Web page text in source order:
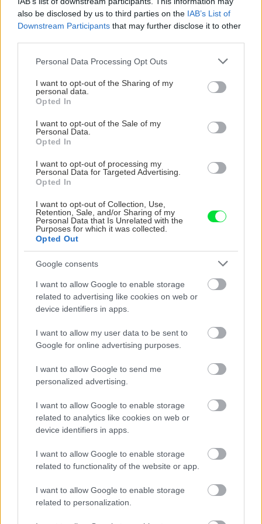
also be disclosed by us to third parties on the IAB’s List of
Downstream Participants that may further disclose it to other
Please note that this website/app uses one or more Google
not limited to your visit or usage behaviour. You may click to
grant or deny consent to Google and its third-party tags to
use your data for below specified purposes in below Google
consent section.
Personal Data Processing Opt Outs
I want to opt-out of the Sharing of my
personal data.
Opted In
I want to opt-out of the Sale of my
Personal Data.
Opted In
I want to opt-out of processing my
Personal Data for Targeted Advertising.
Opted In
I want to opt-out of Collection, Use,
Retention, Sale, and/or Sharing of my
Personal Data that Is Unrelated with the
Purposes for which it was collected.
Opted Out
Google consents
I want to allow Google to enable storage
related to advertising like cookies on web or
device identifiers in apps.
I want to allow my user data to be sent to
Google for online advertising purposes.
I want to allow Google to send me
personalized advertising.
I want to allow Google to enable storage
related to analytics like cookies on web or
device identifiers in apps.
I want to allow Google to enable storage
related to functionality of the website or app.
I want to allow Google to enable storage
related to personalization.
orechové svietidlo
ZÁHRADA
Trvalky, ktoré znesú
sucho a teplo? Tieto
vysaďte na miesta, na
ktoré slnko svieti celý
levanduľa! 7 fialových
krások, ktoré rozžiaria
vašu záhradu
Môže aspirín zachrániť
ochabnuté izbové
rastliny? Pravda vás
možno prekvapí
Júlový reštart uhoriek
nakladačiek: Ako ich
kvitnutia?
CHALUPA